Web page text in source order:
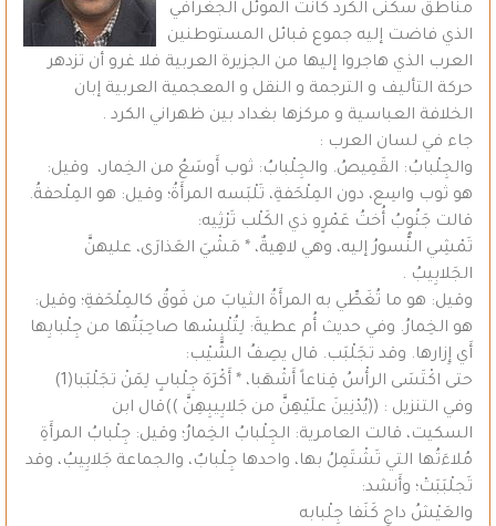
مناطق سكنى الكرد كانت الموئل الجغرافي
الذي فاضت إليه جموع قبائل المستوطنين
العرب الذي هاجروا إليها من الجزيرة العربية فلا غرو أن تزدهر
حركة التأليف و الترجمة و النقل و المعجمية العربية إبان
الخلافة العباسية و مركزها بغداد بين ظهراني الكرد .
جاء في لسان العرب :
والجِلْبابُ: القَمِيصُ. والجِلْبابُ: ثوب أَوسَعُ من الخِمار، وقيل:
هو ثوب واسِع، دون المِلْحَفةِ، تَلْبَسه المرأَةُ؛ وقيل: هو المِلْحفةُ.
قالت جَنُوبُ أُختُ عَمْرٍو ذي الكَلْب تَرْثِيه:
تَمْشِي النُّسورُ إليه، وهي لاهِيةٌ، * مَشْيَ العَذارَى، عليهنَّ
الجَلابِيبُ .
وقيل: هو ما تُغَطِّي به المرأَةُ الثيابَ من فَوقُ كالمِلْحَفةِ؛ وقيل:
هو الخِمارُ. وفي حديث أُم عطيةَ: لِتُلْبِسْها صاحِبَتُها من جِلْبابِها
أَي إِزارها. وقد تجَلْبَب. قال يصِفُ الشَّيْب:
حتى اكْتَسَى الرأْسُ قِناعاً أَشْهَبا، * أَكْرَهَ جِلْبابٍ لِمَنْ تجَلْبَبا(1)
وفي التنزيل : ((يُدْنِينَ علَيْهِنَّ من جَلابِيبِهِنَّ ))قال ابن
السكيت، قالت العامرية: الجِلْبابُ الخِمارُ؛ وقيل: جِلْبابُ المرأَةِ
مُلاءَتُها التي تَشْتَمِلُ بها، واحدها جِلْبابٌ، والجماعة جَلابِيبُ، وقد
تَجلْبَبَتْ؛ وأَنشد:
والعَيْشُ داجٍ كَنَفا جِلْبابه